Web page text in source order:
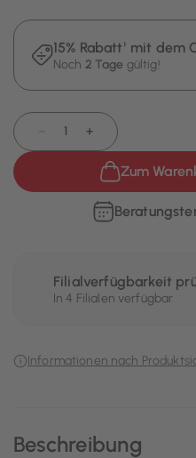
Beschreibung
15% Rabatt¹ mit dem
Noch 2 Tage gültig!
+
Zum
Filialverfügbarkeit
In 4 Filialen verfügbar
Informationen nach